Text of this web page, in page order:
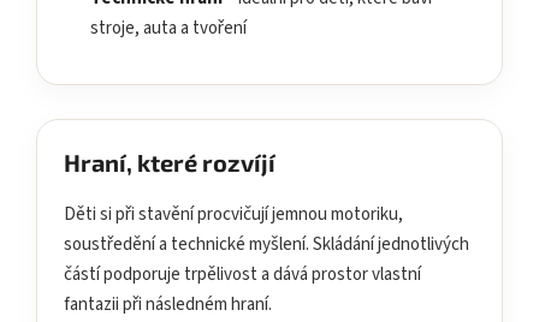
stroje, auta a tvoření
Hraní, které rozvíjí
Děti si při stavění procvičují jemnou motoriku,
soustředění a technické myšlení. Skládání jednotlivých
částí podporuje trpělivost a dává prostor vlastní
fantazii při následném hraní.